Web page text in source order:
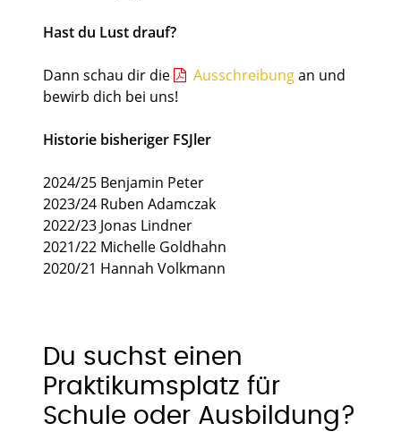
Hast du Lust drauf?
Dann schau dir die Ausschreibungan und
bewirb dich bei uns!
Historie bisheriger FSJler
2024/25 Benjamin Peter
2023/24 Ruben Adamczak
2022/23 Jonas Lindner
2021/22 Michelle Goldhahn
2020/21 Hannah Volkmann
Du suchst einen
Praktikumsplatz für
Schule oder Ausbildung?